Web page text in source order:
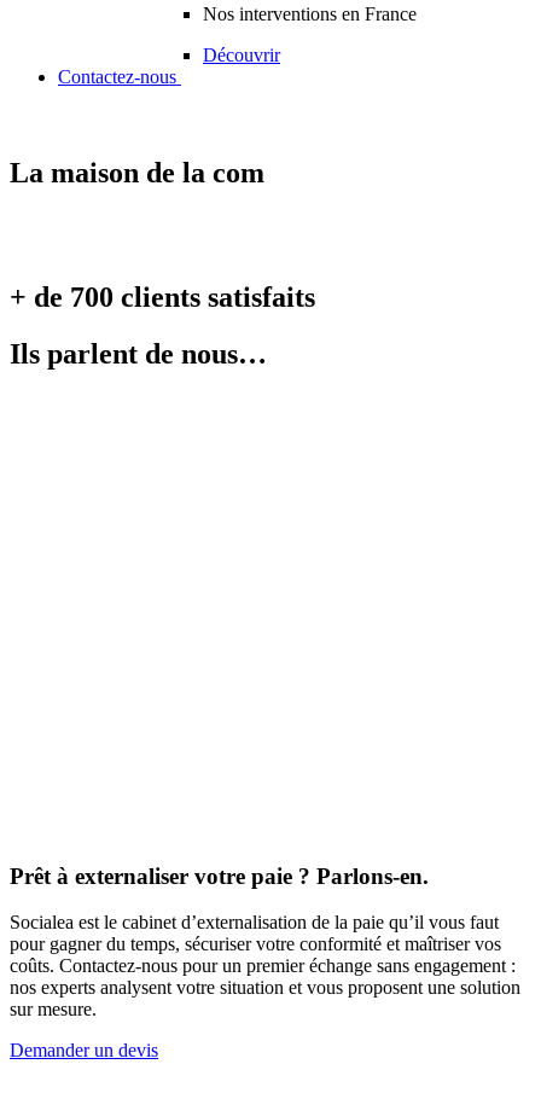
Nos interventions en France
Découvrir
Contactez-nous
La maison de la com
+ de 700 clients satisfaits
Ils parlent de nous…
Prêt à externaliser votre paie ? Parlons-en.
Socialea est le cabinet d’externalisation de la paie qu’il vous faut
pour gagner du temps, sécuriser votre conformité et maîtriser vos
coûts. Contactez-nous pour un premier échange sans engagement :
nos experts analysent votre situation et vous proposent une solution
sur mesure.
Demander un devis